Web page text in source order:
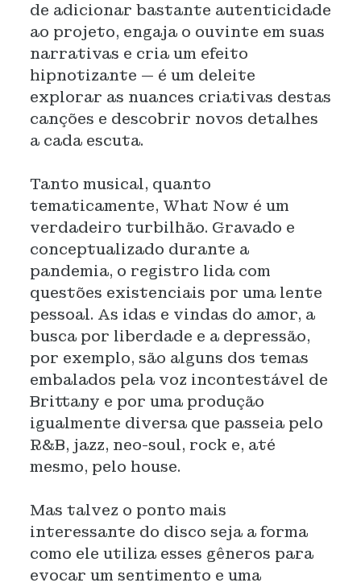
de adicionar bastante autenticidade
ao projeto, engaja o ouvinte em suas
narrativas e cria um efeito
hipnotizante — é um deleite
explorar as nuances criativas destas
canções e descobrir novos detalhes
a cada escuta.
Tanto musical, quanto
tematicamente, What Now é um
verdadeiro turbilhão. Gravado e
conceptualizado durante a
pandemia, o registro lida com
questões existenciais por uma lente
pessoal. As idas e vindas do amor, a
busca por liberdade e a depressão,
por exemplo, são alguns dos temas
embalados pela voz incontestável de
Brittany e por uma produção
igualmente diversa que passeia pelo
R&B, jazz, neo-soul, rock e, até
mesmo, pelo house.
Mas talvez o ponto mais
interessante do disco seja a forma
como ele utiliza esses gêneros para
evocar um sentimento e uma